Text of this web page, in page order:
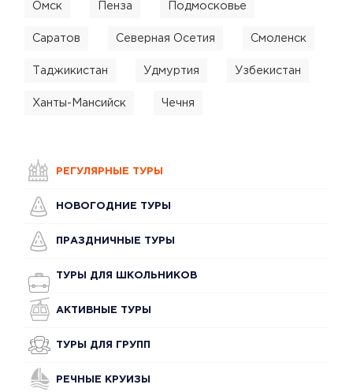
Омск Пенза Подмосковье
Саратов Северная Осетия Смоленск
Таджикистан Удмуртия Узбекистан
Ханты-Мансийск Чечня
РЕГУЛЯРНЫЕ ТУРЫ
НОВОГОДНИЕ ТУРЫ
ПРАЗДНИЧНЫЕ ТУРЫ
ТУРЫ ДЛЯ ШКОЛЬНИКОВ
АКТИВНЫЕ ТУРЫ
ТУРЫ ДЛЯ ГРУПП
РЕЧНЫЕ КРУИЗЫ